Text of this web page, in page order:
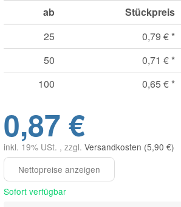
ab
Stückpreis
25
0,79 € *
50
0,71 € *
100
0,65 € *
0,87 €
inkl. 19% USt. , zzgl. Versandkosten (5,90 €)
Sofort verfügbar